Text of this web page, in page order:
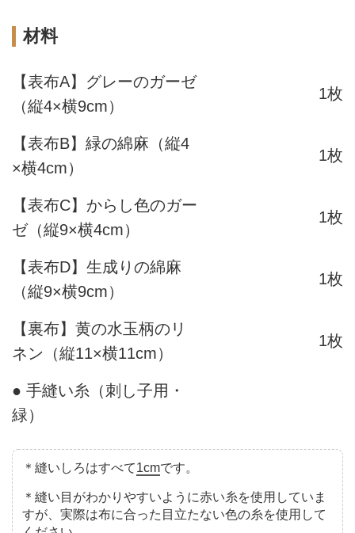
材料
【表布A】グレーのガーゼ
（縦4×横9cm）
1枚
【表布B】緑の綿麻（縦4
×横4cm）
1枚
【表布C】からし色のガー
ゼ（縦9×横4cm）
1枚
【表布D】生成りの綿麻
（縦9×横9cm）
1枚
【裏布】黄の水玉柄のリ
ネン（縦11×横11cm）
1枚
● 手縫い糸（刺し子用・
緑）
＊縫いしろはすべて1cmです。
＊縫い目がわかりやすいように赤い糸を使用していま
すが、実際は布に合った目立たない色の糸を使用して